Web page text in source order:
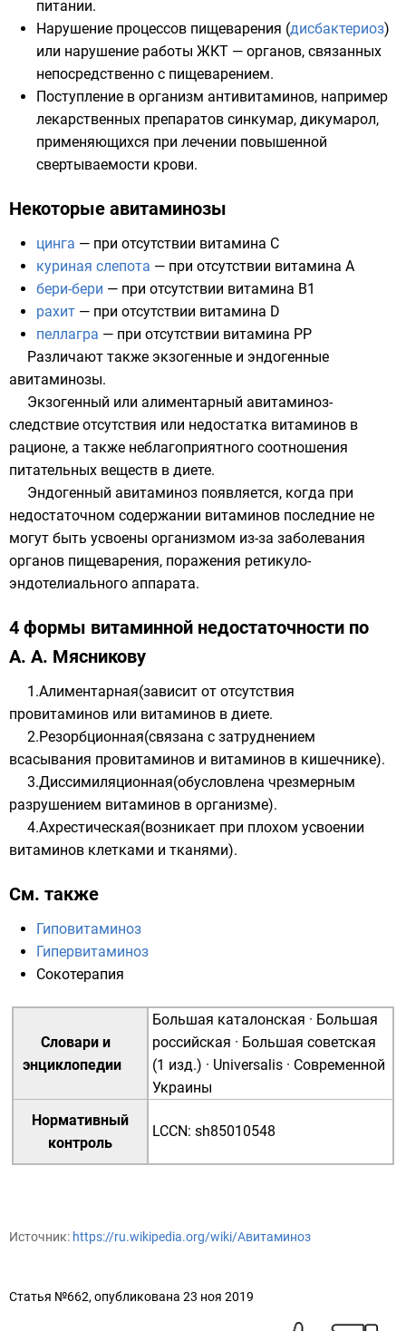
питании.
Нарушение процессов пищеварения (дисбактериоз)
или нарушение работы ЖКТ — органов, связанных
непосредственно с пищеварением.
Поступление в организм антивитаминов, например
лекарственных препаратов синкумар, дикумарол,
применяющихся при лечении повышенной
свертываемости крови.
Некоторые авитаминозы
цинга — при отсутствии витамина С
куриная слепота — при отсутствии витамина А
бери-бери — при отсутствии витамина B1
рахит — при отсутствии витамина D
пеллагра — при отсутствии витамина PP
Различают также экзогенные и эндогенные
авитаминозы.
Экзогенный или алиментарный авитаминоз-
следствие отсутствия или недостатка витаминов в
рационе, а также неблагоприятного соотношения
питательных веществ в диете.
Эндогенный авитаминоз появляется, когда при
недостаточном содержании витаминов последние не
могут быть усвоены организмом из-за заболевания
органов пищеварения, поражения ретикуло-
эндотелиального аппарата.
4 формы витаминной недостаточности по
А. А. Мясникову
1.Алиментарная(зависит от отсутствия
провитаминов или витаминов в диете.
2.Резорбционная(связана с затруднением
всасывания провитаминов и витаминов в кишечнике).
3.Диссимиляционная(обусловлена чрезмерным
разрушением витаминов в организме).
4.Ахрестическая(возникает при плохом усвоении
витаминов клетками и тканями).
См. также
Гиповитаминоз
Гипервитаминоз
Сокотерапия
Словари и
энциклопедии
Большая каталонская · Большая
российская · Большая советская
(1 изд.) · Universalis · Современной
Украины
Нормативный
контроль
LCCN: sh85010548
Источник: https://ru.wikipedia.org/wiki/Авитаминоз
Статья №662, опубликована 23 ноя 2019